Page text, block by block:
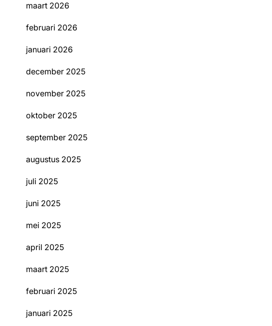
maart 2026
februari 2026
januari 2026
december 2025
november 2025
oktober 2025
september 2025
augustus 2025
juli 2025
juni 2025
mei 2025
april 2025
maart 2025
februari 2025
januari 2025